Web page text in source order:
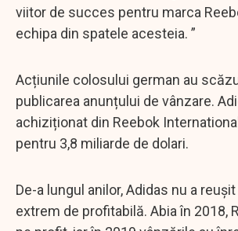
viitor de succes pentru marca
echipa din spatele acesteia. ”
Acțiunile colosului german au
publicarea anunțului de vânzare.
achiziționat din Reebok
pentru 3,8 miliarde de dolari.
De-a lungul anilor, Adidas nu a
extrem de profitabilă. Abia în 2018,